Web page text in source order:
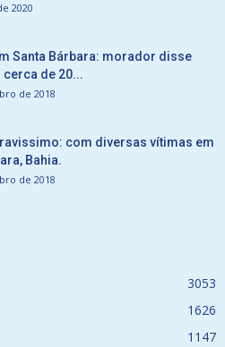
2020
Santa Bárbara: morador disse
cerca de 20...
de 2018
com diversas vítimas em
Bahia.
de 2018
3053
1626
1147